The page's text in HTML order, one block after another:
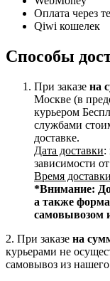
Оплата через
Qiwi кошелек
Способы
При заказе на
Москве (в
курьером
службами
доставке.
Дата доставки:
зависимости
Время
*Внимание:
а также
самовывозом
2. При заказе на
курьерами не
самовывоз из